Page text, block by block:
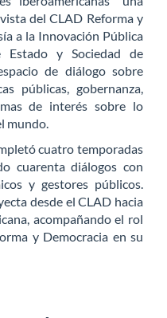
del CLAD Reforma y
a la Innovación Pública
y Sociedad de
de diálogo sobre
públicas, gobernanza,
de interés sobre lo
mundo.
cuatro temporadas
cuarenta diálogos con
y gestores públicos.
desde el CLAD hacia
acompañando el rol
y Democracia en su